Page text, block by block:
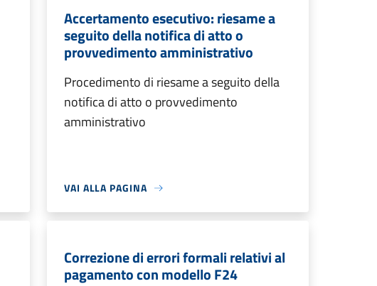
Accertamento esecutivo: riesame a
seguito della notifica di atto o
provvedimento amministrativo
Procedimento di riesame a seguito della
notifica di atto o provvedimento
amministrativo
VAI ALLA PAGINA
Correzione di errori formali relativi al
pagamento con modello F24